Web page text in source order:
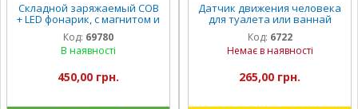
Складной заряжаемый COB
+ LED фонарик, с магнитом и
на батарейках WorkLight
Код: 69780
В наявності
450,00 грн.
Датчик движения человека
для туалета или ваннай
комнаты
Код: 6722
Немає в наявності
265,00 грн.